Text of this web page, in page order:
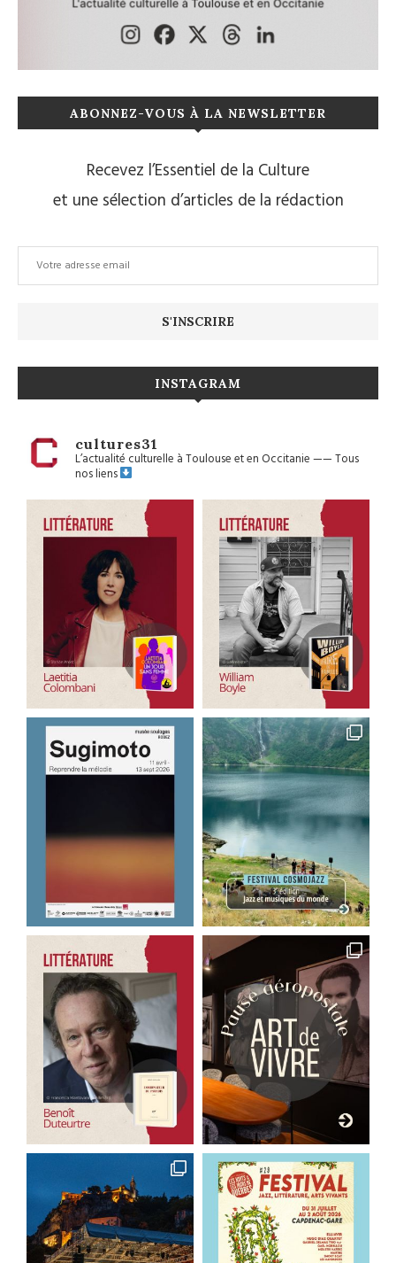
ABONNEZ-VOUS À LA NEWSLETTER
Recevez l’Essentiel de la Culture
et une sélection d’articles de la rédaction
INSTAGRAM
cultures31
L’actualité culturelle à Toulouse et en Occitanie——Tous
nos liens